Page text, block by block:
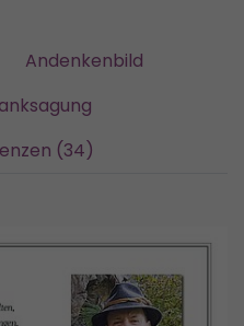
Andenkenbild
(34)